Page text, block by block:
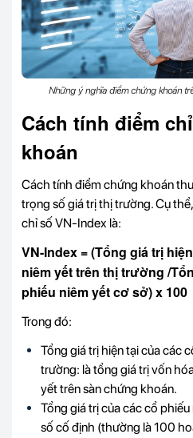
Những ý nghĩa điểm chứng khoán
Cách tính điểm
khoán
Cách tính điểm chứng khoán
trọng số giá trị thị trường. Cụ
chỉ số VN-Index là:
VN-Index = (Tổng giá trị
niêm yết trên thị trường /
phiếu niêm yết cơ sở) x 100
Trong đó:
Tổng giá trị hiện tại của các
trường: là tổng giá trị vốn
yết trên sàn chứng khoán.
Tổng giá trị của các cổ
số cố định (thường là 100